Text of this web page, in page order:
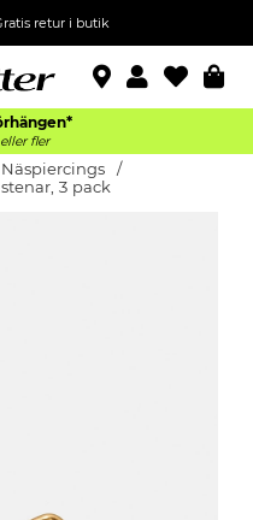
retur i butik
fler
Näspiercings
3 pack